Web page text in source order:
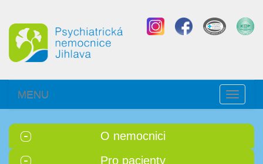
Toggle
MENU
O nemocnici
Pro pacienty